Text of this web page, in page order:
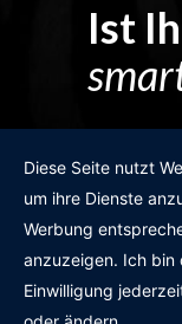
Ist
GRATIS
Diese Seite nutzt
um ihre Dienste
Werbung
anzuzeigen. Ich bin
Einwilligung